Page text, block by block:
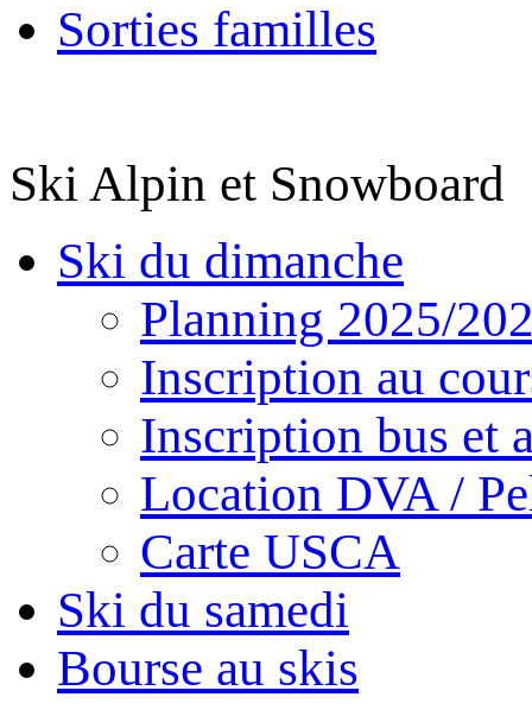
Sorties familles
Ski Alpin et Snowboard
Ski du dimanche
Planning 2025/
Inscription au
Inscription bus et
Location DVA /
Carte USCA
Ski du samedi
Bourse au skis